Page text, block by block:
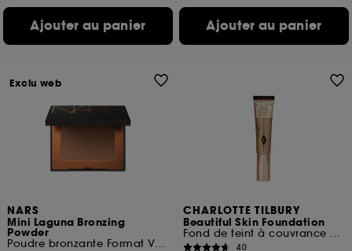
Ajouter au panier Ajouter au panier
NARS
Mini Laguna Bronzing
Powder
Poudre bronzante Format Voyage
Exclu web
CHARLOTTE TILBURY
Beautiful Skin Foundation
Fond de teint à couvrance modulable et longue tenue
40